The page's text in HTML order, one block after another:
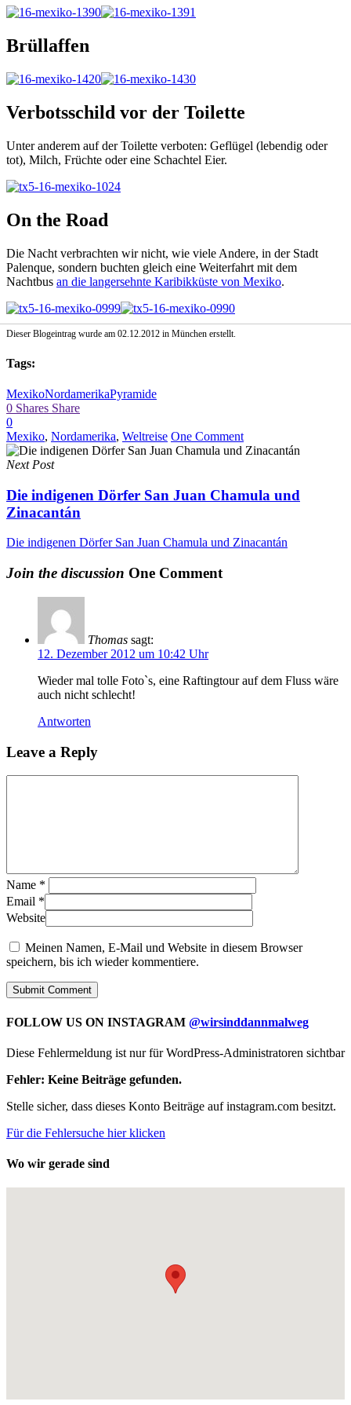
Brüllaffen
Verbotsschild vor der Toilette
Unter anderem auf der Toilette verboten: Geflügel (lebendig oder
tot), Milch, Früchte oder eine Schachtel Eier.
On the Road
Die Nacht verbrachten wir nicht, wie viele Andere, in der Stadt
Palenque, sondern buchten gleich eine Weiterfahrt mit dem
Nachtbus an die langersehnte Karibikküste von Mexiko.
Dieser Blogeintrag wurde am 02.12.2012 in München erstellt.
Tags:
MexikoNordamerikaPyramide
0 Shares Share
0
Mexiko, Nordamerika, Weltreise One Comment
Next Post
Die indigenen Dörfer San Juan Chamula und
Zinacantán
Die indigenen Dörfer San Juan Chamula und Zinacantán
Join the discussion One Comment
Thomas sagt:
12. Dezember 2012 um 10:42 Uhr
Wieder mal tolle Foto`s, eine Raftingtour auf dem Fluss wäre
auch nicht schlecht!
Antworten
Leave a Reply
Name *
Email *
Website
Meinen Namen, E-Mail und Website in diesem Browser
speichern, bis ich wieder kommentiere.
FOLLOW US ON INSTAGRAM @wirsinddannmalweg
Diese Fehlermeldung ist nur für WordPress-Administratoren sichtbar
Fehler: Keine Beiträge gefunden.
Stelle sicher, dass dieses Konto Beiträge auf instagram.com besitzt.
Für die Fehlersuche hier klicken
Wo wir gerade sind